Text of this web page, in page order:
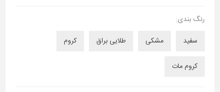
رنگ بندی:
سفید
مشکی طلایی براق کروم
کروم مات